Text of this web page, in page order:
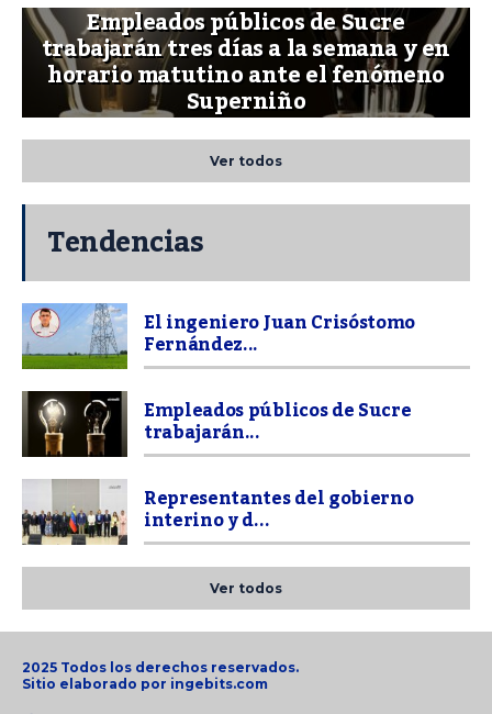
Empleados públicos de Sucre
trabajarán tres días a la semana y en
horario matutino ante el fenómeno
Superniño
Ver todos
Tendencias
El ingeniero Juan Crisóstomo
Fernández...
Empleados públicos de Sucre
trabajarán...
Representantes del gobierno
interino y d...
Ver todos
2025 Todos los derechos reservados.
Sitio elaborado por ingebits.com